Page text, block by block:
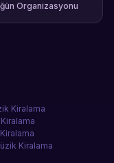
Organizasyonu
Kiralama
Kiralama